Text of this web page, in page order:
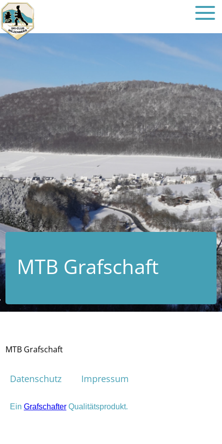
MTB Grafschaft
MTB Grafschaft
Datenschutz Impressum
Ein Grafschafter Qualitätsprodukt.